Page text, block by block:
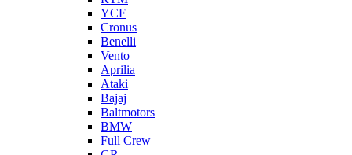
YCF
Cronus
Benelli
Vento
Aprilia
Ataki
Bajaj
Baltmotors
BMW
Full Crew